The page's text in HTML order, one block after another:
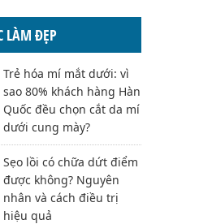
LÀM ĐẸP
Trẻ hóa mí mắt dưới: vì
sao 80% khách hàng Hàn
Quốc đều chọn cắt da mí
dưới cung mày?
Sẹo lồi có chữa dứt điểm
được không? Nguyên
nhân và cách điều trị
hiệu quả